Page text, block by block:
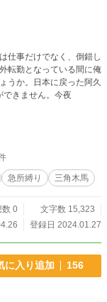
仕事だけでなく、倒錯し
転勤となっている間に俺
うか。日本に戻った阿久
できません。今夜
急所縛り 三角木馬
数 0
文字数 15,323
登録日 2024.01.27
に入り追加 156